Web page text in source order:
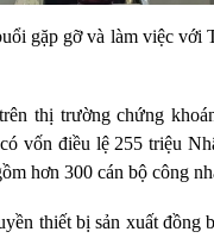
gặp gỡ và làm việc với
thị trường chứng
vốn điều lệ 255 triệu
hơn 300 cán bộ công
thiết bị sản xuất đồng